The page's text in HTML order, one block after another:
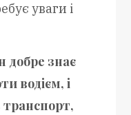
уваги і
добре знає
водієм, і